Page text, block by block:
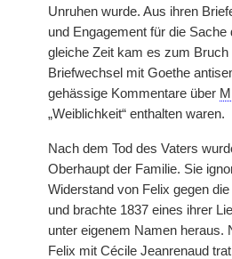
Unruhen wurde. Aus ihren
und Engagement für die Sache
gleiche Zeit kam es zum Bruch
Briefwechsel mit Goethe
gehässige Kommentare über
„Weiblichkeit“ enthalten waren.
Nach dem Tod des Vaters
Oberhaupt der Familie. Sie
Widerstand von Felix gegen
und brachte 1837 eines ihrer
unter eigenem Namen heraus.
Felix mit Cécile Jeanrenaud